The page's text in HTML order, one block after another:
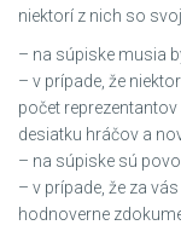
niektorí z nich so
– na súpiske musia
– v prípade, že
počet
desiatku hráčov a
– na súpiske sú
– v prípade, že za
hodnoverne